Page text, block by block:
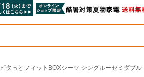
ピタっとフィットBOXシーツ シングルーセミダブル